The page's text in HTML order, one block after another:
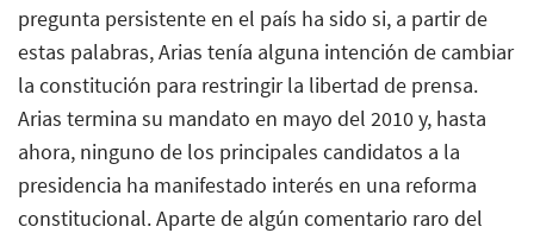
pregunta persistente en el país ha sido si, a partir de
estas palabras, Arias tenía alguna intención de cambiar
la constitución para restringir la libertad de prensa.
Arias termina su mandato en mayo del 2010 y, hasta
ahora, ninguno de los principales candidatos a la
presidencia ha manifestado interés en una reforma
constitucional. Aparte de algún comentario raro del